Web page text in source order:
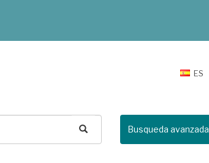
ES
Busqueda avanzada